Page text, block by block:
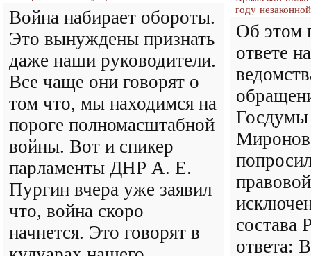
Война набирает обороты.
Это вынуждены признать
даже наши руководители.
Все чаще они говорят о
том что, мы находимся на
пороге полномасштабной
войны. Вот и спикер
парламенты ДНР А. Е.
Пургин вчера уже заявил
что, война скоро
начнется. Это говорят в
году
Об этом
ответе
Госдумы
состава
ответа: